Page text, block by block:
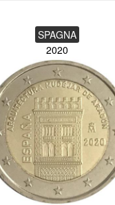
SPAGNA
2020